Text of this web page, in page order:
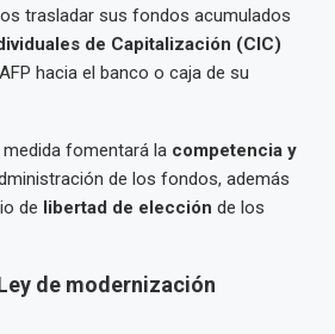
trasladar sus fondos acumulados
de Capitalización (CIC)
hacia el banco o caja de su
fomentará la competencia y
de los fondos, además
de libertad de elección de los
de modernización